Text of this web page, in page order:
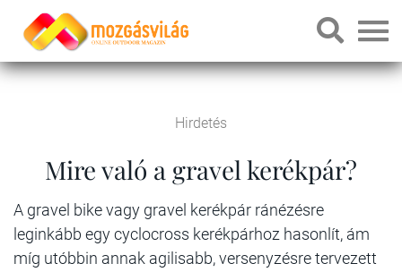
Hirdetés
Mire való a gravel kerékpár?
A gravel bike vagy gravel kerékpár ránézésre
leginkább egy cyclocross kerékpárhoz hasonlít, ám
míg utóbbin annak agilisabb, versenyzésre tervezett